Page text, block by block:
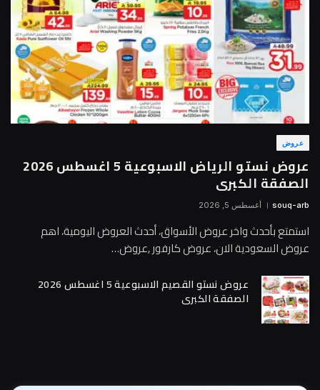
عروض
عروض نستو الرياض الاسبوعية 5 اغسطس 2026
الصفقة الكبرى
souq-arb أغسطس 5, 2026
استمتع بأحدث واخر عروض الأسواق، أحدث العروض اليومية، اهم
عروض السعودية الان، عروض كارفور ,عروض…
عروض نستو القصيم الاسبوعية 5 اغسطس 2026
الصفقة الكبرى